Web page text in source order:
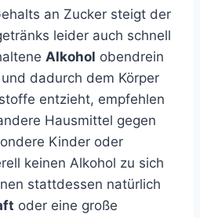
an Zucker steigt der
leider auch schnell
Alkohol obendrein
und dadurch dem Körper
entzieht, empfehlen
Hausmittel gegen
Kinder oder
keinen Alkohol zu sich
stattdessen natürlich
oder eine große